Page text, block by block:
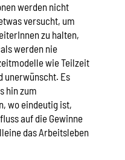
werden nicht
versucht, um
zu halten,
werden nie
wie Teilzeit
unerwünscht. Es
hin zum
wo eindeutig ist,
auf die Gewinne
das Arbeitsleben